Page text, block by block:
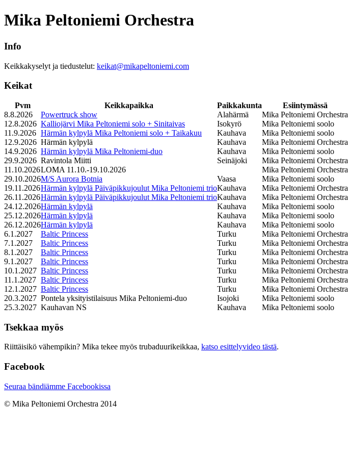
Mika Peltoniemi Orchestra
Info
Keikkakyselyt ja tiedustelut: keikat@mikapeltoniemi.com
Keikat
Pvm Keikkapaikka Paikkakunta
Esiintymässä
8.8.2026
Powertruck show Alahärmä
Mika Peltoniemi Orchestra
12.8.2026 Kalliojärvi Mika Peltoniemi solo + Sinitaivas Isokyrö
Mika Peltoniemi soolo
11.9.2026 Härmän kylpylä Mika Peltoniemi solo + Taikakuu Kauhava
Mika Peltoniemi soolo
12.9.2026 Härmän kylpylä Kauhava
Mika Peltoniemi Orchestra
14.9.2026 Härmän kylpylä Mika Peltoniemi-duo Kauhava
Mika Peltoniemi soolo
29.9.2026 Ravintola Miitti Seinäjoki
Mika Peltoniemi Orchestra
11.10.2026LOMA 11.10.-19.10.2026
Mika Peltoniemi Orchestra
29.10.2026M/S Aurora Botnia Vaasa
Mika Peltoniemi soolo
19.11.2026Härmän kylpylä Päiväpikkujoulut Mika Peltoniemi trioKauhava
Mika Peltoniemi Orchestra
26.11.2026Härmän kylpylä Päiväpikkujoulut Mika Peltoniemi trioKauhava
Mika Peltoniemi Orchestra
24.12.2026Härmän kylpylä Kauhava
Mika Peltoniemi soolo
25.12.2026Härmän kylpylä Kauhava
Mika Peltoniemi soolo
26.12.2026Härmän kylpylä Kauhava
Mika Peltoniemi soolo
6.1.2027
Baltic Princess Turku
Mika Peltoniemi Orchestra
7.1.2027
Baltic Princess Turku
Mika Peltoniemi Orchestra
8.1.2027
Baltic Princess Turku
Mika Peltoniemi Orchestra
9.1.2027
Baltic Princess Turku
Mika Peltoniemi Orchestra
10.1.2027 Baltic Princess Turku
Mika Peltoniemi Orchestra
11.1.2027 Baltic Princess Turku
Mika Peltoniemi Orchestra
12.1.2027 Baltic Princess Turku
Mika Peltoniemi Orchestra
20.3.2027 Pontela yksityistilaisuus Mika Peltoniemi-duo Isojoki
Mika Peltoniemi soolo
25.3.2027 Kauhavan NS Kauhava Mika Peltoniemi soolo
Tsekkaa myös
Riittäisikö vähempikin? Mika tekee myös trubaduurikeikkaa, katso esittelyvideo tästä.
Facebook
Seuraa bändiämme Facebookissa
© Mika Peltoniemi Orchestra 2014